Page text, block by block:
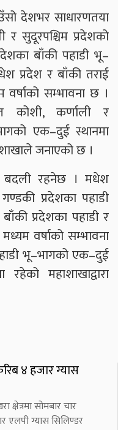
देशभर साधारणतया
र सुदूरपश्चिम प्रदेशको
बाँकी पहाडी भू–
प्रदेश र बाँकी तराई
सम्भावना छ ।
कोशी, कर्णाली र
एक–दुई स्थानमा
जनाएको छ ।
बदली रहनेछ । मधेश
प्रदेशका पहाडी
प्रदेशका पहाडी र
वर्षाको सम्भावना
भू–भागको एक–दुई
रहेको महाशाखाद्वारा
४ हजार ग्यास
क्षेत्रमा सोमबार चार
एलपी ग्यास सिलिण्डर